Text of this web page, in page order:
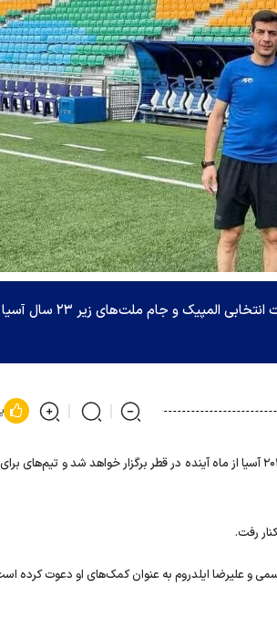
کنفدراسیون فوتبال آسیا از دو عضو ایرانی این سازمان برای حضور در مسابقات انتخابی المپیک و جام ملت‌های زیر ۲۳ سال آسیا
مسابقات جام ملت‌های زیر ۲۳ سال فوتبال آسیا و انتخابی المپیک ۲۰۲۴ آسیا از ماه آینده در قطر برگزار خواهد شد و
رفت.
و علیرضا ایلدروم به عنوان کمک‌های او دعوت کرده